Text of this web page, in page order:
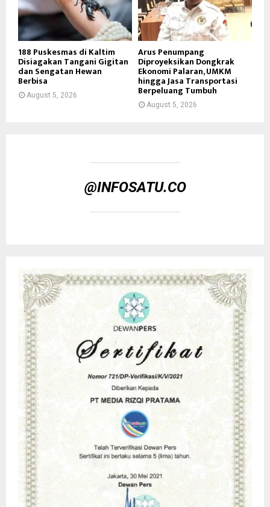
188 Puskesmas di Kaltim
Disiagakan Tangani Gigitan
dan Sengatan Hewan
Berbisa
August 5, 2026
Arus Penumpang
Diproyeksikan Dongkrak
Ekonomi Palaran, UMKM
hingga Jasa Transportasi
Berpeluang Tumbuh
August 5, 2026
@INFOSATU.CO